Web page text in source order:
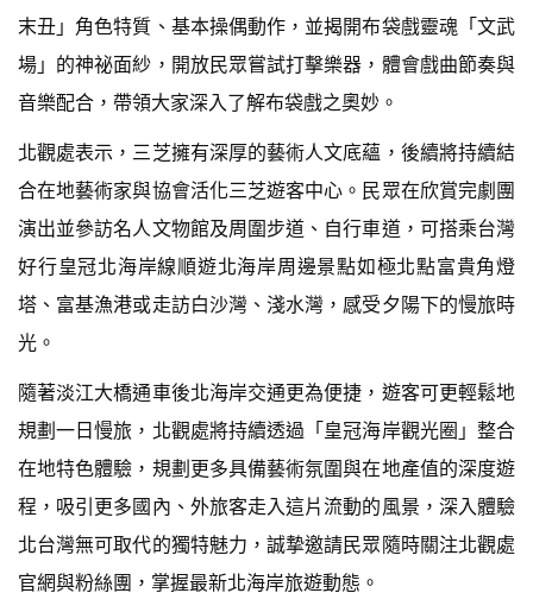
末丑」角色特質、基本操偶動作，並揭開布袋戲靈魂「文武
場」的神祕面紗，開放民眾嘗試打擊樂器，體會戲曲節奏與
音樂配合，帶領大家深入了解布袋戲之奧妙。
北觀處表示，三芝擁有深厚的藝術人文底蘊，後續將持續結
合在地藝術家與協會活化三芝遊客中心。民眾在欣賞完劇團
演出並參訪名人文物館及周圍步道、自行車道，可搭乘台灣
好行皇冠北海岸線順遊北海岸周邊景點如極北點富貴角燈
塔、富基漁港或走訪白沙灣、淺水灣，感受夕陽下的慢旅時
光。
隨著淡江大橋通車後北海岸交通更為便捷，遊客可更輕鬆地
規劃一日慢旅，北觀處將持續透過「皇冠海岸觀光圈」整合
在地特色體驗，規劃更多具備藝術氛圍與在地產值的深度遊
程，吸引更多國內、外旅客走入這片流動的風景，深入體驗
北台灣無可取代的獨特魅力，誠摯邀請民眾隨時關注北觀處
官網與粉絲團，掌握最新北海岸旅遊動態。